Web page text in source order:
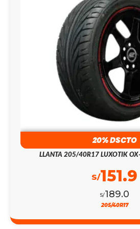
20% DSCTO
LLANTA 205/40R17 LUXOTIK
S/189.0
S/151.9
205/40R17